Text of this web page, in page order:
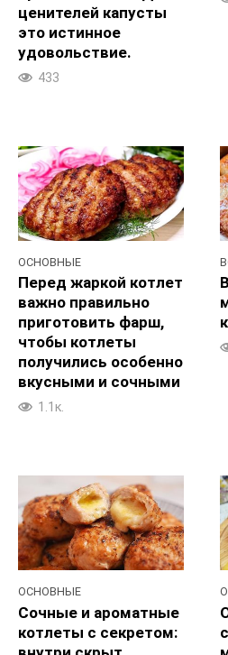
ценителей капусты
это истинное
удовольствие.
433
ОСНОВНЫЕ
Перед жаркой котлет
важно правильно
приготовить фарш,
чтобы котлеты
получились особенно
вкусными и сочными
1.1к.
ОСНОВНЫЕ
Сочные и ароматные
котлеты с секретом: